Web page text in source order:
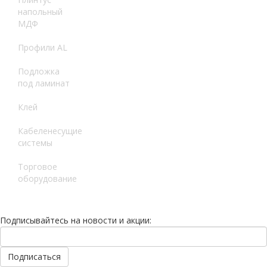
напольный
МДФ
Профили AL
Подложка
под ламинат
Клей
Кабеленесущие
системы
Торговое
оборудование
Подписывайтесь на новости и акции: